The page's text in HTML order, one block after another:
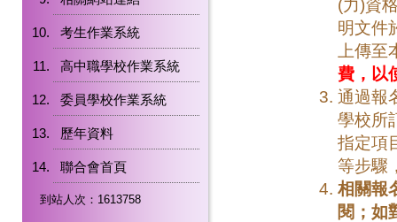
考生作業系統
高中職學校作業系統
委員學校作業系統
歷年資料
聯合會首頁
到站人次：1613758
(力)資
明文件
上傳
費，以
通過報
學校所
指定項
等步驟
相關報
閱；如